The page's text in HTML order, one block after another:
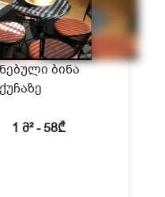
ბინა
1 მ² - 58₾